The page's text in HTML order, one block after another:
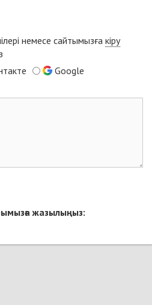
немесе сайтымызға кіру
Google
жазылыңыз: